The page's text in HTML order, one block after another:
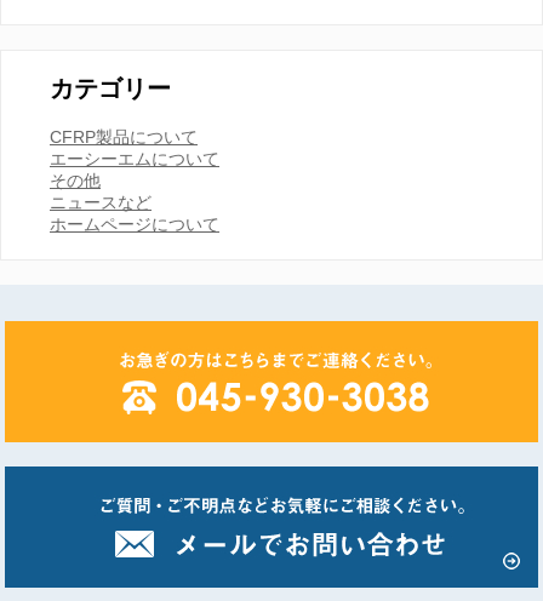
カテゴリー
CFRP製品について
エーシーエムについて
その他
ニュースなど
ホームページについて